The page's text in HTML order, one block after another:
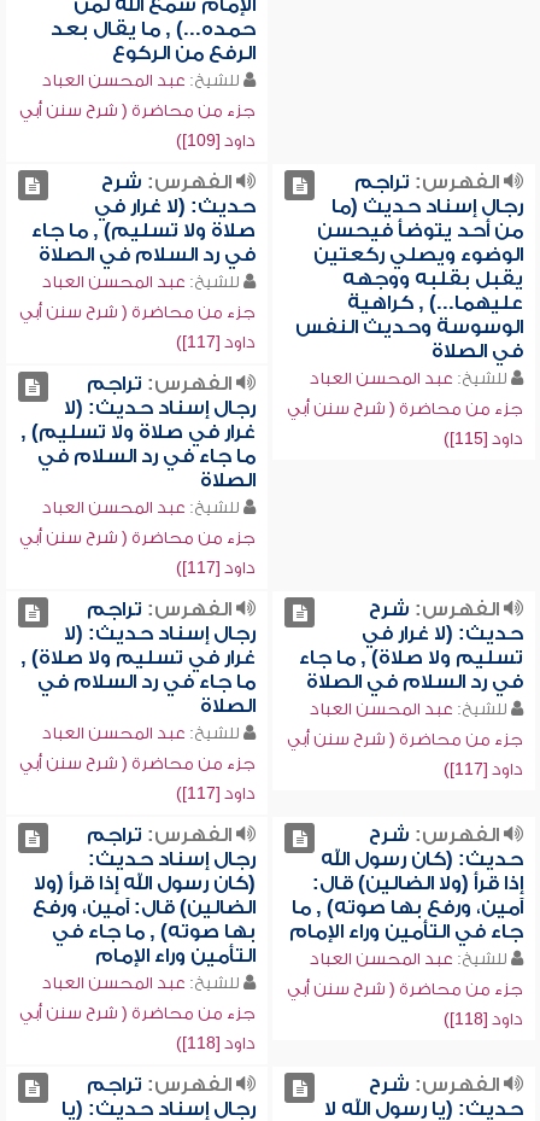
الإمام سمع الله لمن
حمده...) , ما يقال بعد
الرفع من الركوع
للشيخ: عبد المحسن العباد
جزء من محاضرة ( شرح سنن أبي
داود [109])
الفهرس: تراجم
رجال إسناد حديث (ما
من أحد يتوضأ فيحسن
الوضوء ويصلي ركعتين
يقبل بقلبه ووجهه
عليهما...) , كراهية
الوسوسة وحديث النفس
في الصلاة
للشيخ: عبد المحسن العباد
جزء من محاضرة ( شرح سنن أبي
داود [115])
الفهرس: شرح
حديث: (لا غرار في
صلاة ولا تسليم) , ما جاء
في رد السلام في الصلاة
للشيخ: عبد المحسن العباد
جزء من محاضرة ( شرح سنن أبي
داود [117])
الفهرس: تراجم
رجال إسناد حديث: (لا
غرار في صلاة ولا تسليم) ,
ما جاء في رد السلام في
الصلاة
للشيخ: عبد المحسن العباد
جزء من محاضرة ( شرح سنن أبي
داود [117])
الفهرس: شرح
حديث: (لا غرار في
تسليم ولا صلاة) , ما جاء
في رد السلام في الصلاة
للشيخ: عبد المحسن العباد
جزء من محاضرة ( شرح سنن أبي
داود [117])
الفهرس: تراجم
رجال إسناد حديث: (لا
غرار في تسليم ولا صلاة) ,
ما جاء في رد السلام في
الصلاة
للشيخ: عبد المحسن العباد
جزء من محاضرة ( شرح سنن أبي
داود [117])
الفهرس: شرح
حديث: (كان رسول الله
إذا قرأ (ولا الضالين) قال:
آمين، ورفع بها صوته) , ما
جاء في التأمين وراء الإمام
للشيخ: عبد المحسن العباد
جزء من محاضرة ( شرح سنن أبي
داود [118])
الفهرس: تراجم
رجال إسناد حديث:
(كان رسول الله إذا قرأ (ولا
الضالين) قال: آمين، ورفع
بها صوته) , ما جاء في
التأمين وراء الإمام
للشيخ: عبد المحسن العباد
جزء من محاضرة ( شرح سنن أبي
داود [118])
الفهرس: شرح
حديث: (يا رسول الله لا
الفهرس: تراجم
رجال إسناد حديث: (يا